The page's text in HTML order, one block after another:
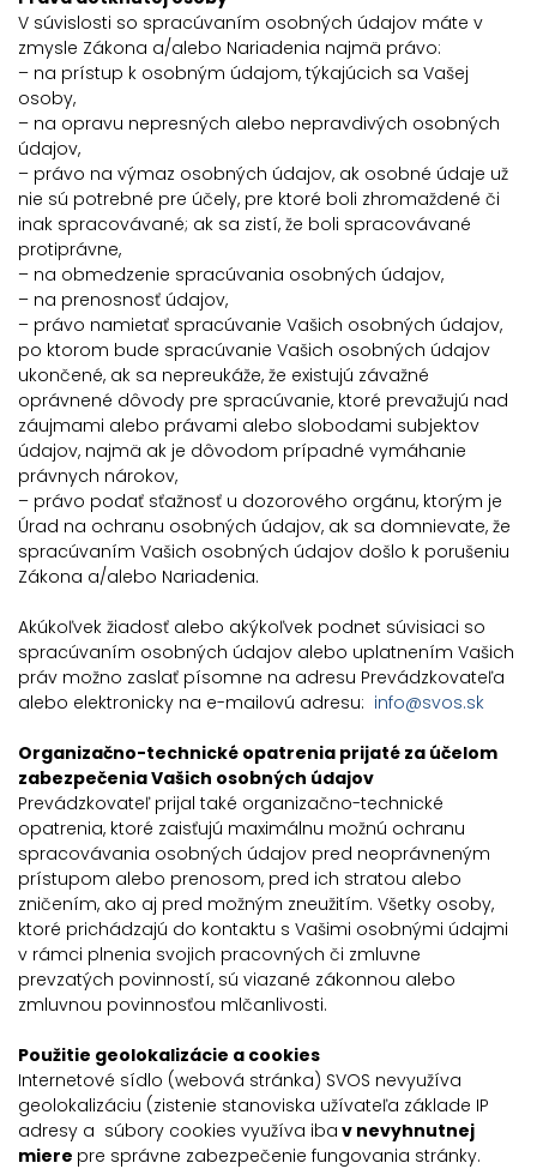
V súvislosti so spracúvaním osobných údajov máte v
zmysle Zákona a/alebo Nariadenia najmä právo:
– na prístup k osobným údajom, týkajúcich sa Vašej
osoby,
– na opravu nepresných alebo nepravdivých osobných
údajov,
– právo na výmaz osobných údajov, ak osobné údaje už
nie sú potrebné pre účely, pre ktoré boli zhromaždené či
inak spracovávané; ak sa zistí, že boli spracovávané
protiprávne,
– na obmedzenie spracúvania osobných údajov,
– na prenosnosť údajov,
– právo namietať spracúvanie Vašich osobných údajov,
po ktorom bude spracúvanie Vašich osobných údajov
ukončené, ak sa nepreukáže, že existujú závažné
oprávnené dôvody pre spracúvanie, ktoré prevažujú nad
záujmami alebo právami alebo slobodami subjektov
údajov, najmä ak je dôvodom prípadné vymáhanie
právnych nárokov,
– právo podať sťažnosť u dozorového orgánu, ktorým je
Úrad na ochranu osobných údajov, ak sa domnievate, že
spracúvaním Vašich osobných údajov došlo k porušeniu
Zákona a/alebo Nariadenia.
Akúkoľvek žiadosť alebo akýkoľvek podnet súvisiaci so
spracúvaním osobných údajov alebo uplatnením Vašich
práv možno zaslať písomne na adresu Prevádzkovateľa
alebo elektronicky na e-mailovú adresu: info@svos.sk
Organizačno-technické opatrenia prijaté za účelom
zabezpečenia Vašich osobných údajov
Prevádzkovateľ prijal také organizačno-technické
opatrenia, ktoré zaisťujú maximálnu možnú ochranu
spracovávania osobných údajov pred neoprávneným
prístupom alebo prenosom, pred ich stratou alebo
zničením, ako aj pred možným zneužitím. Všetky osoby,
ktoré prichádzajú do kontaktu s Vašimi osobnými údajmi
v rámci plnenia svojich pracovných či zmluvne
prevzatých povinností, sú viazané zákonnou alebo
zmluvnou povinnosťou mlčanlivosti.
Použitie geolokalizácie a cookies
Internetové sídlo (webová stránka) SVOS nevyužíva
geolokalizáciu (zistenie stanoviska užívateľa základe IP
adresy a súbory cookies využíva iba v nevyhnutnej
miere pre správne zabezpečenie fungovania stránky.